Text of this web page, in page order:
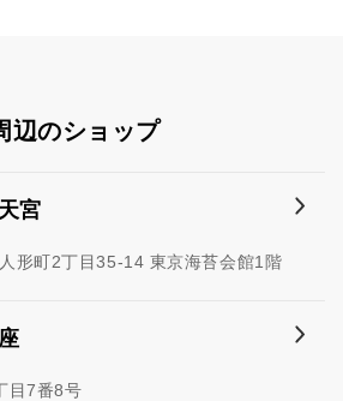
辺のショップ
宮
形町2丁目35-14 東京海苔会館1階
目7番8号